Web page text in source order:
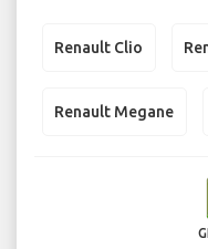
Renault Clio
Renault Megane